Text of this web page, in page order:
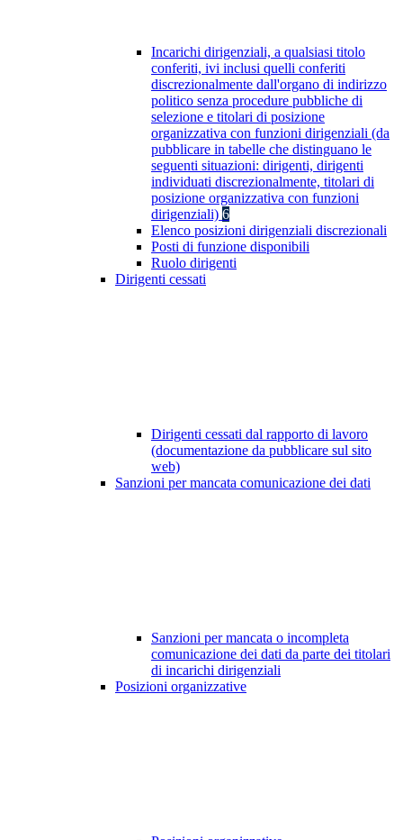
Incarichi dirigenziali, a qualsiasi titolo
conferiti, ivi inclusi quelli conferiti
discrezionalmente dall'organo di indirizzo
politico senza procedure pubbliche di
selezione e titolari di posizione
organizzativa con funzioni dirigenziali (da
pubblicare in tabelle che distinguano le
seguenti situazioni: dirigenti, dirigenti
individuati discrezionalmente, titolari di
posizione organizzativa con funzioni
dirigenziali) 6
Elenco posizioni dirigenziali discrezionali
Posti di funzione disponibili
Ruolo dirigenti
Dirigenti cessati
Dirigenti cessati dal rapporto di lavoro
(documentazione da pubblicare sul sito
web)
Sanzioni per mancata comunicazione dei dati
Sanzioni per mancata o incompleta
comunicazione dei dati da parte dei titolari
di incarichi dirigenziali
Posizioni organizzative